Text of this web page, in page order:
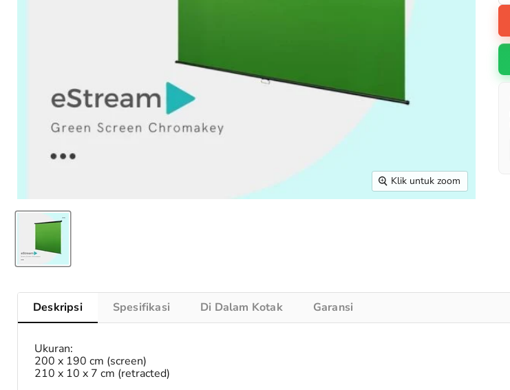
Klik untuk zoom
Deskripsi Spesifikasi Di Dalam Kotak Garansi
Ukuran:
200 x 190 cm (screen)
210 x 10 x 7 cm (retracted)